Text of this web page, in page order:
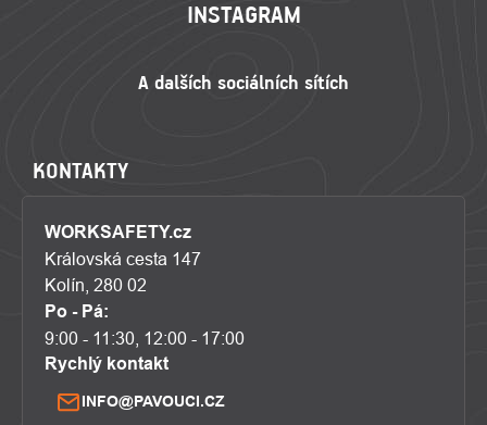
INSTAGRAM
KONTAKTY
WORKSAFETY.cz
Královská cesta 147
Kolín, 280 02
Po - Pá:
9:00 - 11:30, 12:00 - 17:00
Rychlý kontakt
INFO@PAVOUCI.CZ